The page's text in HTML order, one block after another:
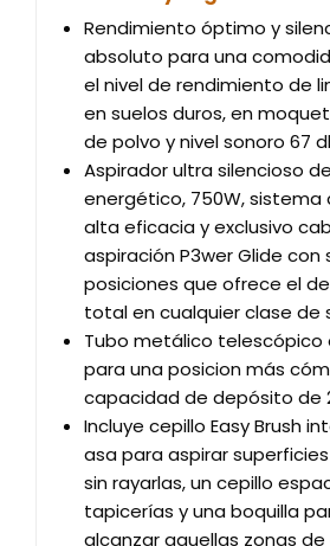
Rendimiento óptimo y
absoluto para una
el nivel de rendimiento de
en suelos duros, en
de polvo y nivel sonoro 67
Aspirador ultra silencioso
energético, 750W, sistema
alta eficacia y exclusivo
aspiración P3wer Glide con
posiciones que ofrece el
total en cualquier clase de
Tubo metálico telescópico
para una posicion más
capacidad de depósito de
Incluye cepillo Easy Brush
asa para aspirar
sin rayarlas, un cepillo
tapicerías y una boquilla
alcanzar aquellas zonas